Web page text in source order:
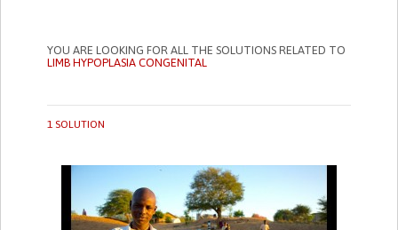
YOU ARE LOOKING FOR ALL THE SOLUTIONS RELATED TO
LIMB HYPOPLASIA CONGENITAL
1 SOLUTION